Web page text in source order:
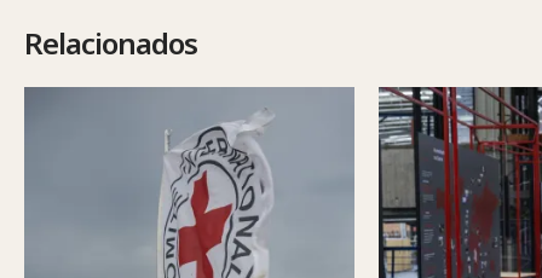
Relacionados